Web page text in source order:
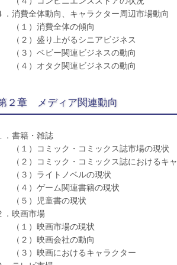
．消費全体動向、キャラクター周辺市場動向
（１）消費全体の傾向
（２）盛り上がるシニアビジネス
（３）ベビー関連ビジネスの動向
（４）オタク関連ビジネスの動向
２章 メディア関連動向
．書籍・雑誌
（１）コミック・コミックス誌市場の現状
（２）コミック・コミックス誌におけるキ
（３）ライトノベルの現状
（４）ゲーム関連書籍の現状
（５）児童書の現状
．映画市場
（１）映画市場の現状
（２）映画会社の動向
（３）映画におけるキャラクター